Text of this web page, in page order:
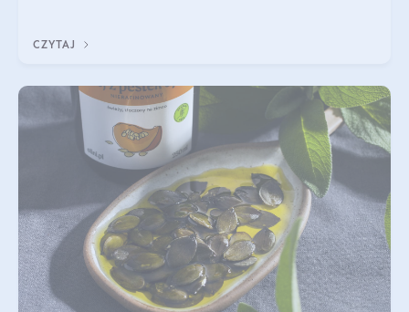
CZYTAJ